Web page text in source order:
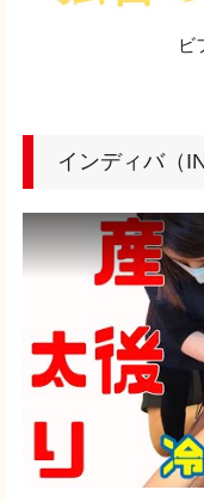
ビ
インディバ（